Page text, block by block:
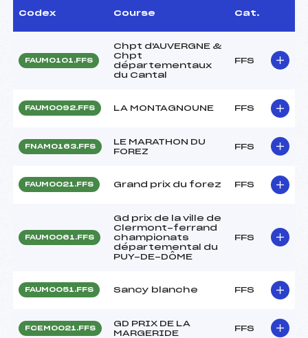
Codex Course Cat.
FAUM0101.FFS
Chpt d'AUVERGNE &
Chpt
départementaux
du Cantal
FFS
FAUM0092.FFS LA MONTAGNOUNE FFS
FNAM0163.FFS
LE MARATHON DU
FOREZ
FFS
FAUM0021.FFS Grand prix du forez FFS
FAUM0061.FFS
Gd prix de la ville de
Clermont-ferrand
championats
départemental du
PUY-DE-DÔME
FFS
FAUM0051.FFS Sancy blanche FFS
FCEM0021.FFS
GD PRIX DE LA
MARGERIDE
FFS